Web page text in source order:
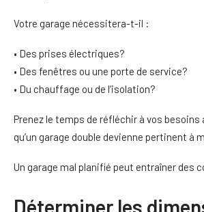
Votre garage nécessitera-t-il :
• Des prises électriques?
• Des fenêtres ou une porte de service?
• Du chauffage ou de l’isolation?
Prenez le temps de réfléchir à vos besoins
qu’un garage double devienne pertinent à
Un garage mal planifié peut entraîner des
Déterminer les